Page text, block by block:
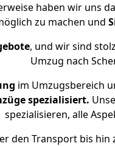
haben wir uns
zu machen und
, und wir sind
Umzug nach
im Umzugsbereich
spezialisiert.
spezialisieren, alle
den Transport bis